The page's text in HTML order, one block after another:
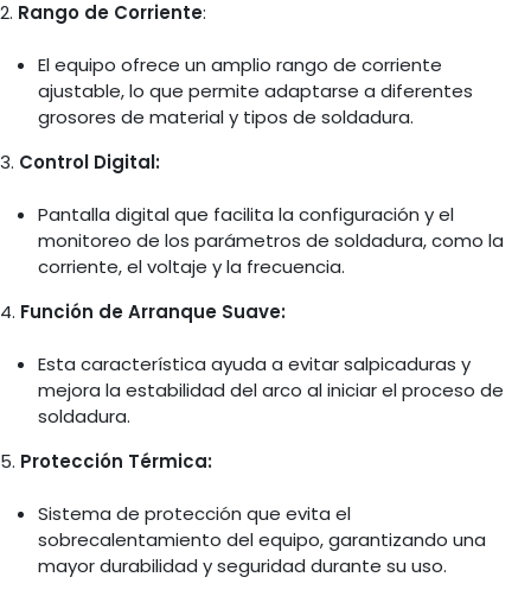
2. Rango de Corriente:
El equipo ofrece un amplio rango de corriente
ajustable, lo que permite adaptarse a diferentes
grosores de material y tipos de soldadura.
3. Control Digital:
Pantalla digital que facilita la configuración y el
monitoreo de los parámetros de soldadura, como la
corriente, el voltaje y la frecuencia.
4. Función de Arranque Suave:
Esta característica ayuda a evitar salpicaduras y
mejora la estabilidad del arco al iniciar el proceso de
soldadura.
5. Protección Térmica:
Sistema de protección que evita el
sobrecalentamiento del equipo, garantizando una
mayor durabilidad y seguridad durante su uso.